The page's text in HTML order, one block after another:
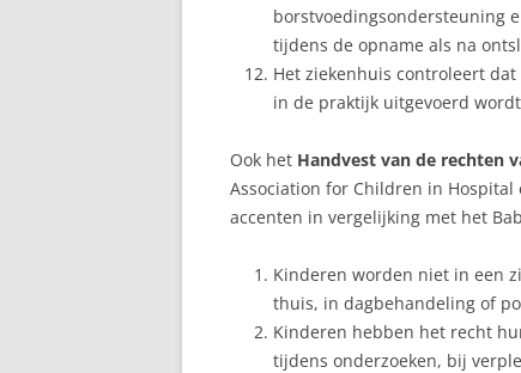
borstvoedingsondersteuning
tijdens de opname als na
Het ziekenhuis controleert
in de praktijk uitgevoerd
Ook het Handvest van de rechten
Association for Children in Hospital
accenten in vergelijking met het
Kinderen worden niet in een
thuis, in dagbehandeling of
Kinderen hebben het recht
tijdens onderzoeken, bij